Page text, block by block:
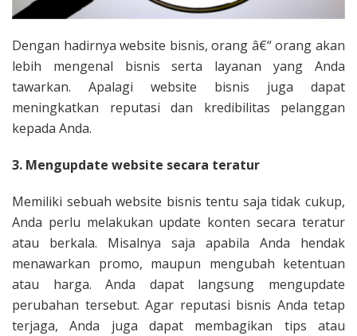
Dengan hadirnya website bisnis, orang â€“ orang akan
lebih mengenal bisnis serta layanan yang Anda
tawarkan. Apalagi website bisnis juga dapat
meningkatkan reputasi dan kredibilitas pelanggan
kepada Anda.
3. Mengupdate website secara teratur
Memiliki sebuah website bisnis tentu saja tidak cukup,
Anda perlu melakukan update konten secara teratur
atau berkala. Misalnya saja apabila Anda hendak
menawarkan promo, maupun mengubah ketentuan
atau harga. Anda dapat langsung mengupdate
perubahan tersebut. Agar reputasi bisnis Anda tetap
terjaga, Anda juga dapat membagikan tips atau